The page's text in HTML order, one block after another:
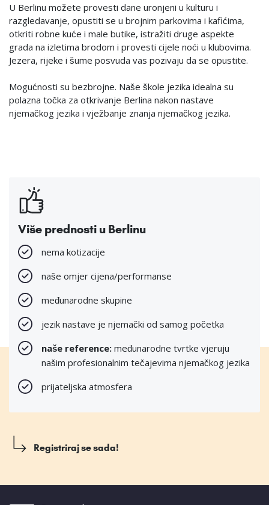
U Berlinu možete provesti dane uronjeni u kulturu i
razgledavanje, opustiti se u brojnim parkovima i kafićima,
otkriti robne kuće i male butike, istražiti druge aspekte
grada na izletima brodom i provesti cijele noći u klubovima.
Jezera, rijeke i šume posvuda vas pozivaju da se opustite.
Mogućnosti su bezbrojne. Naše škole jezika idealna su
polazna točka za otkrivanje Berlina nakon nastave
njemačkog jezika i vježbanje znanja njemačkog jezika.
Više prednosti u Berlinu
nema kotizacije
naše omjer cijena/performanse
međunarodne skupine
jezik nastave je njemački od samog početka
naše reference: međunarodne tvrtke vjeruju
našim profesionalnim tečajevima njemačkog jezika
prijateljska atmosfera
Registriraj se sada!